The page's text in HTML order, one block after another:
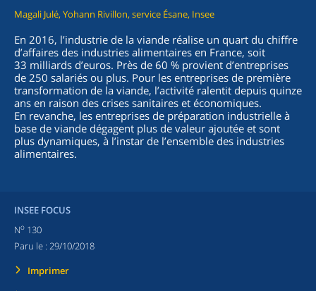
Magali Julé, Yohann Rivillon, service Ésane, Insee
En 2016, l’industrie de la viande réalise un quart du chiffre
d’affaires des industries alimentaires en France, soit
33 milliards d’euros. Près de 60 % provient d’entreprises
de 250 salariés ou plus. Pour les entreprises de première
transformation de la viande, l’activité ralentit depuis quinze
ans en raison des crises sanitaires et économiques.
En revanche, les entreprises de préparation industrielle à
base de viande dégagent plus de valeur ajoutée et sont
plus dynamiques, à l’instar de l’ensemble des industries
alimentaires.
INSEE FOCUS
No 130
Paru le : 29/10/2018
Imprimer